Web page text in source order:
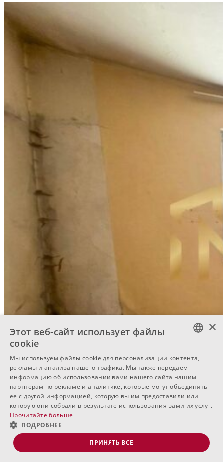
ENGLISH
RUSSIAN
×
Этот веб-сайт использует файлы
cookie
Мы используем файлы cookie для персонализации контента,
рекламы и анализа нашего трафика. Мы также передаем
информацию об использовании вами нашего сайта нашим
партнерам по рекламе и аналитике, которые могут объединять
ее с другой информацией, которую вы им предоставили или
которую они собрали в результате использования вами их услуг.
Прочитайте больше
ПОДРОБНЕЕ
ПРИНЯТЬ ВСЕ